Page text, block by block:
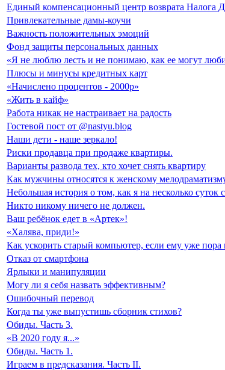
Единый компенсационный центр возврата Налога
Привлекательные дамы-коучи
Важность положительных эмоций
Фонд защиты персональных данных
«Я не люблю лесть и не понимаю, как ее могут
Плюсы и минусы кредитных карт
«Начислено процентов - 2000р»
«Жить в кайф»
Работа никак не настраивает на радость
Гостевой пост от @nastyu.blog
Наши дети - наше зеркало!
Риски продавца при продаже квартиры.
Варианты развода тех, кто хочет снять квартиру
Как мужчины относятся к женскому
Небольшая история о том, как я на несколько суток
Никто никому ничего не должен.
Ваш ребёнок едет в «Артек»!
«Халява, приди!»
Как ускорить старый компьютер, если ему уже пора
Отказ от смартфона
Ярлыки и манипуляции
Могу ли я себя назвать эффективным?
Ошибочный перевод
Когда ты уже выпустишь сборник стихов?
Обиды. Часть 3.
«В 2020 году я...»
Обиды. Часть 1.
Играем в предсказания. Часть II.